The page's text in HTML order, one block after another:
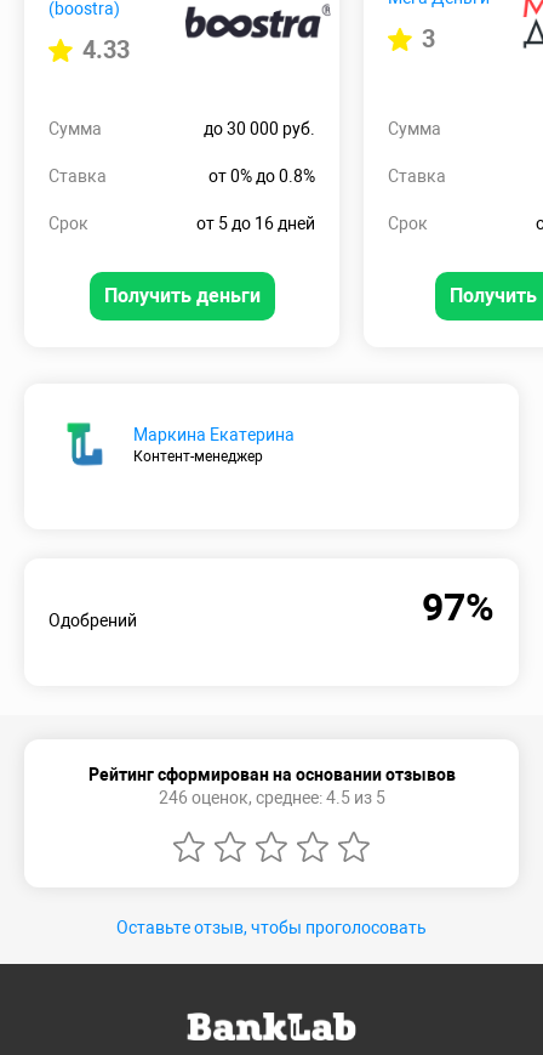
(boostra)
4.33
Сумма до 30 000 руб.
Ставка от 0% до 0.8%
Срок от 5 до 16 дней
Получить деньги
3
Сумма
Ставка
Срок
Получить
Маркина Екатерина
Контент-менеджер
Одобрений 97%
Рейтинг сформирован на основании отзывов
246 оценок, среднее: 4.5 из 5
Оставьте отзыв, чтобы проголосовать